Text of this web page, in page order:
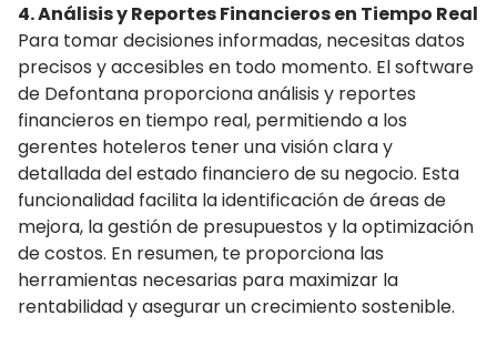
4. Análisis y Reportes Financieros en Tiempo Real
Para tomar decisiones informadas, necesitas datos
precisos y accesibles en todo momento. El software
de Defontana proporciona análisis y reportes
financieros en tiempo real, permitiendo a los
gerentes hoteleros tener una visión clara y
detallada del estado financiero de su negocio. Esta
funcionalidad facilita la identificación de áreas de
mejora, la gestión de presupuestos y la optimización
de costos. En resumen, te proporciona las
herramientas necesarias para maximizar la
rentabilidad y asegurar un crecimiento sostenible.